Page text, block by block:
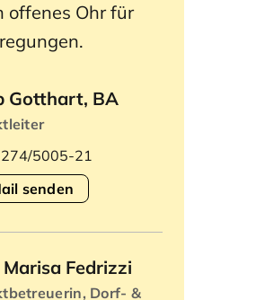
offenes Ohr für
Gotthart, BA
5005-21
senden
Marisa Fedrizzi
Dorf- &